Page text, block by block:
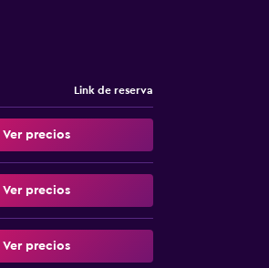
Link de reserva
Ver precios
Ver precios
Ver precios